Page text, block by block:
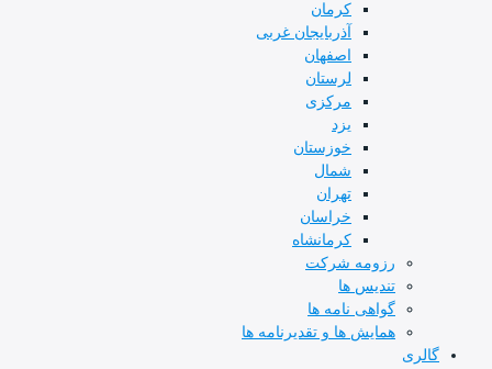
کرمان
آذربایجان غربی
اصفهان
لرستان
مرکزی
خوزستان
شمال
تهران
خراسان
کرمانشاه
رزومه شرکت
تندیس ها
گواهی نامه ها
همایش ها و تقدیرنامه ها
گالری